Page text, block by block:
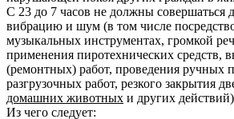
С 23 до 7 часов не должны совершаться
вибрацию и шум (в том числе
музыкальных инструментах, громкой
применения пиротехнических средств,
(ремонтных) работ, проведения ручных
разгрузочных работ, резкого закрытия
домашних животных и других
Из чего следует: